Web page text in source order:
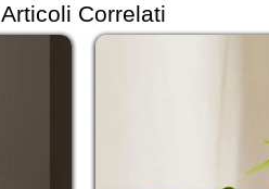
Articoli Correlati